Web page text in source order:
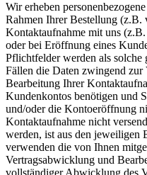
Wir erheben
Rahmen Ihrer Bestellung (z.B.
Kontaktaufnahme mit uns
oder bei Eröffnung eines
Pflichtfelder werden als solche
Fällen die Daten zwingend
Bearbeitung Ihrer
Kundenkontos benötigen und
und/oder die Kontoeröffnung
Kontaktaufnahme nicht
werden, ist aus den jeweiligen
verwenden die von Ihnen
Vertragsabwicklung und
vollständiger Abwicklung des